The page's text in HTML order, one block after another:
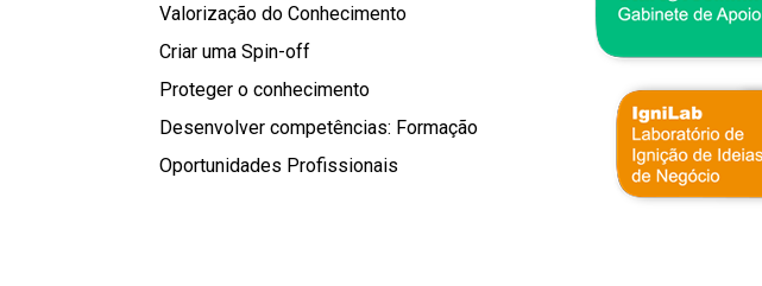
Valorização do Conhecimento
Criar uma Spin-off
Proteger o conhecimento
Desenvolver competências: Formação
Oportunidades Profissionais